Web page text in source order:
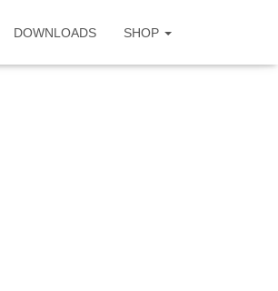
DOWNLOADS SHOP